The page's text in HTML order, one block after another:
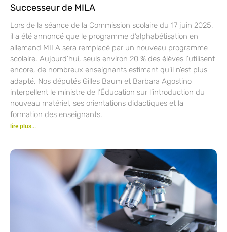
Successeur de MILA
Lors de la séance de la Commission scolaire du 17 juin 2025,
il a été annoncé que le programme d’alphabétisation en
allemand MILA sera remplacé par un nouveau programme
scolaire. Aujourd’hui, seuls environ 20 % des élèves l’utilisent
encore, de nombreux enseignants estimant qu’il n’est plus
adapté. Nos députés Gilles Baum et Barbara Agostino
interpellent le ministre de l’Éducation sur l’introduction du
nouveau matériel, ses orientations didactiques et la
formation des enseignants.
lire plus...